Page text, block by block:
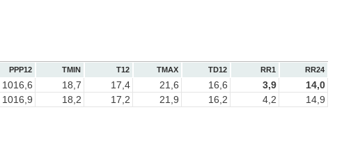
PPP12 TMIN T12 TMAX TD12 RR1 RR24
1016,6 18,7 17,4 21,6 16,6 3,9
14,0
1016,9 18,2 17,2 21,9 16,2 4,2 14,9